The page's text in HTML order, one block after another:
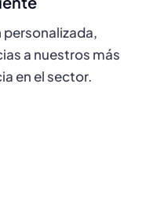
a nuestros más
en el sector.